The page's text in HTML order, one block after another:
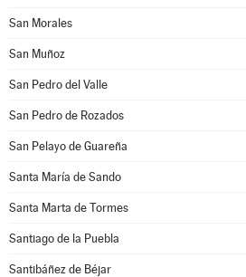
San Morales
San Muñoz
San Pedro del Valle
San Pedro de Rozados
San Pelayo de Guareña
Santa María de Sando
Santa Marta de Tormes
Santiago de la Puebla
Santibáñez de Béjar